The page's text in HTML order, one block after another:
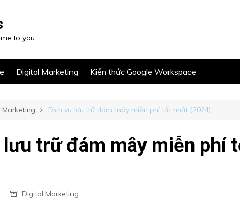
to you
Digital Marketing Kiến thức Google Workspace
Marketing Dịch vụ lưu trữ đám mây miễn phí tốt nhất (2024)
lưu trữ đám mây miễn phí
Digital Marketing